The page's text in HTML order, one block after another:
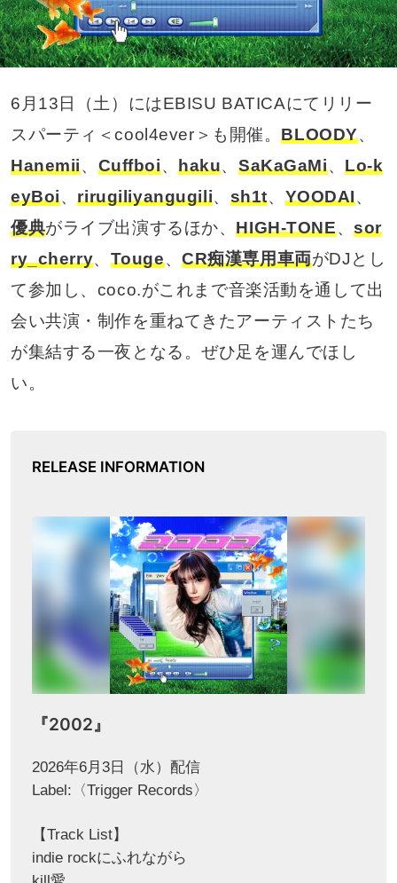
6月13日（土）にはEBISU BATICAにてリリー
スパーティ＜cool4ever＞も開催。BLOODY、
Hanemii、 Cuffboi、haku、 SaKaGaMi、Lo-k
eyBoi、rirugiliyangugili、 sh1t、 YOODAI、
優典がライブ出演するほか、HIGH-TONE、sor
ry_cherry、 Touge、CR痴漢専用車両がDJとし
て参加し、coco.がこれまで音楽活動を通して出
会い共演・制作を重ねてきたアーティストたち
が集結する一夜となる。ぜひ足を運んでほし
い。
RELEASE INFORMATION
『2002』
2026年6月3日（水）配信
Label:〈Trigger Records〉
【Track List】
indie rockにふれながら